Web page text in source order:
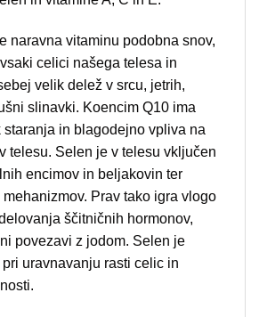
naravna vitaminu podobna snov,
celici našega telesa in
velik delež v srcu, jetrih,
slinavki. Koencim Q10 ima
in blagodejno vpliva na
telesu. Selen je v telesu vključen
encimov in beljakovin ter
Prav tako igra vlogo
ščitničnih hormonov,
povezavi z jodom. Selen je
uravnavanju rasti celic in